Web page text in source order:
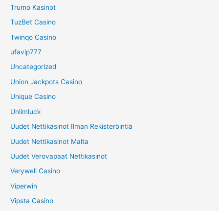
Trumo Kasinot
TuzBet Casino
Twinqo Casino
ufavip777
Uncategorized
Union Jackpots Casino
Unique Casino
Unlimluck
Uudet Nettikasinot Ilman Rekisteröintiä
Uudet Nettikasinot Malta
Uudet Verovapaat Nettikasinot
Verywell Casino
Viperwin
Vipsta Casino